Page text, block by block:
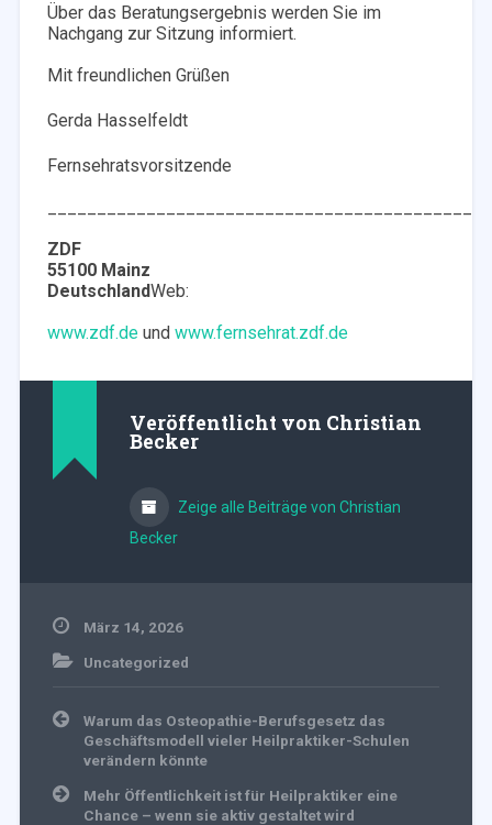
Über das Beratungsergebnis werden Sie im
Nachgang zur Sitzung informiert.
Mit freundlichen Grüßen
Gerda Hasselfeldt
Fernsehratsvorsitzende
ZDF
55100 Mainz
DeutschlandWeb:
www.zdf.deund www.fernsehrat.zdf.de
Veröffentlicht von Christian
Becker
Zeige alle Beiträge von Christian
Becker
März 14, 2026
Uncategorized
Beitragsnavigation
Warum das Osteopathie-Berufsgesetz das
Geschäftsmodell vieler Heilpraktiker-Schulen
verändern könnte
Mehr Öffentlichkeit ist für Heilpraktiker eine
Chance – wenn sie aktiv gestaltet wird